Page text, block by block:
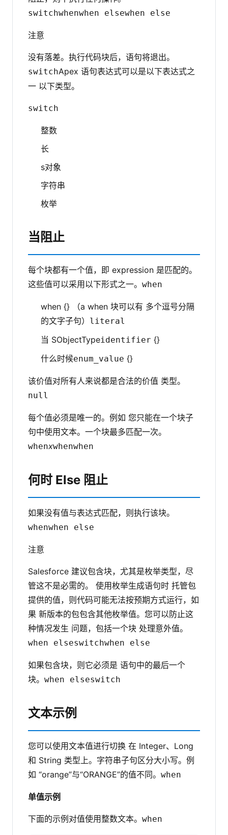
switchwhenwhen elsewhen else
注意
没有落差。执行代码块后，语句将退出。
switchApex 语句表达式可以是以下表达式之
一 以下类型。
switch
整数
长
s对象
字符串
枚举
当阻止
每个块都有一个值，即 expression 是匹配的。
这些值可以采用以下形式之一。 when
when {} （a when 块可以有 多个逗号分隔
的文字子句） literal
当 SObjectTypeidentifier {}
什么时候enum_value {}
该价值对所有人来说都是合法的价值 类型。
null
每个值必须是唯一的。例如 您只能在一个块子
句中使用文本。一个块最多匹配一次。
whenxwhenwhen
何时 Else 阻止
如果没有值与表达式匹配，则执行该块。
whenwhen else
注意
Salesforce 建议包含块，尤其是枚举类型，尽
管这不是必需的。 使用枚举生成语句时 托管包
提供的值，则代码可能无法按预期方式运行，如
果 新版本的包包含其他枚举值。您可以防止这
种情况发生 问题，包括一个块 处理意外值。
when elseswitchwhen else
如果包含块，则它必须是 语句中的最后一个
块。 when elseswitch
文本示例
您可以使用文本值进行切换 在 Integer、Long
和 String 类型上。字符串子句区分大小写。例
如 “orange”与“ORANGE”的值不同。 when
单值示例
下面的示例对值使用整数文本。 when